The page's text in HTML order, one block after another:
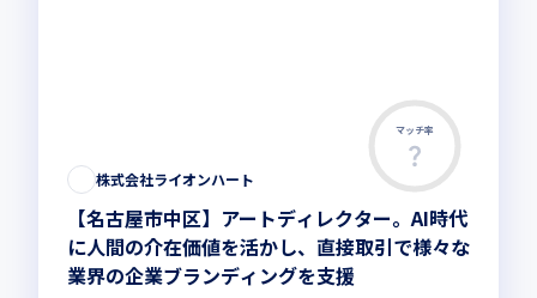
マッチ率
株式会社ライオンハート
【名古屋市中区】アートディレクター。AI時代
に人間の介在価値を活かし、直接取引で様々な
業界の企業ブランディングを支援